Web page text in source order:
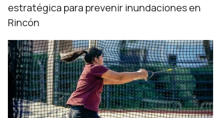
estratégica para prevenir inundaciones en
Rincón